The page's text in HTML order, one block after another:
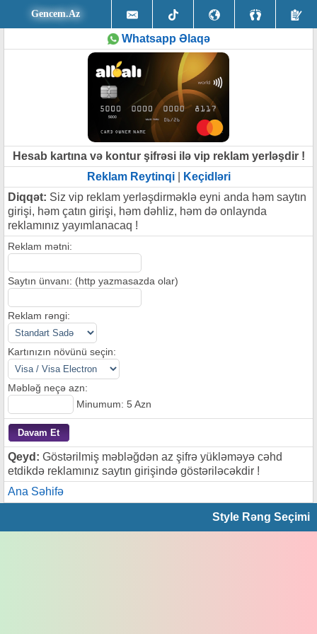
Gencem.Az
Whatsapp Əlaqə
Hesab kartına və kontur şifrəsi ilə vip reklam yerləşdir !
Reklam Reytinqi|
Keçidləri
Diqqət: Siz vip reklam yerləşdirməklə eyni anda həm saytın
girişi, həm çatın girişi, həm dəhliz, həm də onlaynda
reklamınız yayımlanacaq !
Reklam mətni:
Saytın ünvanı: (http yazmasazda olar)
Reklam rəngi:
Kartınızın növünü seçin:
Məbləğ neçə azn:
Minumum: 5 Azn
Qeyd: Göstərilmiş məbləğdən az şifrə yükləməyə cəhd
etdikdə reklamınız saytın girişində göstəriləcəkdir !
Ana Səhifə
Style Rəng Seçimi